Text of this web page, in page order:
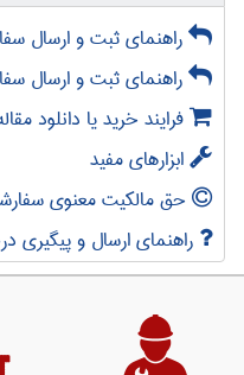
راهنمای ثبت و ارسال
راهنمای ثبت و ارسال
فرایند خرید یا دانلود
ابزارهای مفید
حق مالکیت معنوی
راهنمای ارسال و پیگیری